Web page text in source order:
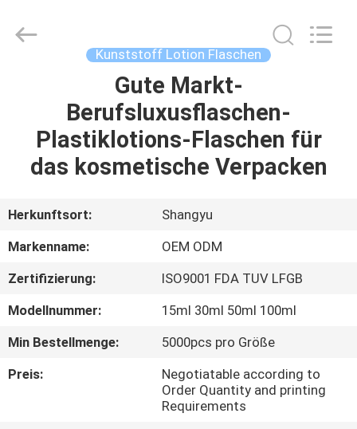
PRODUKTE
UNS
AUSFLUG
QUALITÄTSKONTROLLE
Plastic
Kunststoff Lotion Flaschen
Gute Markt-
Berufsluxusflaschen-
Plastiklotions-Flaschen für
das kosmetische Verpacken
Herkunftsort:
Shangyu
Markenname:
OEM ODM
Zertifizierung:
ISO9001 FDA TUV LFGB
Modellnummer:
15ml 30ml 50ml 100ml
Min Bestellmenge:
5000pcs pro Größe
Preis:
Negotiatable according to
Order Quantity and printing
Requirements